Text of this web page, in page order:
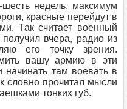
недель, максимум
красные перейдут в
Так считает военный
вчера, радио из
его точку зрения.
вашу армию в эти
начинать там воевать в
словно прочитал мысли
тонких губ.